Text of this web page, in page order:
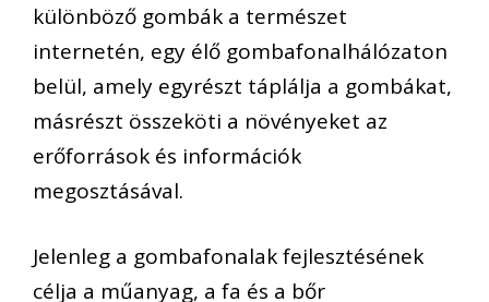
különböző gombák a természet
internetén, egy élő gombafonalhálózaton
belül, amely egyrészt táplálja a gombákat,
másrészt összeköti a növényeket az
erőforrások és információk
megosztásával.
Jelenleg a gombafonalak fejlesztésének
célja a műanyag, a fa és a bőr